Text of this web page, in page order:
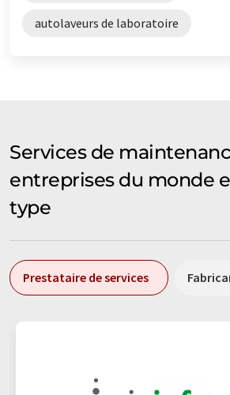
autolaveurs de laboratoire
Services de
entreprises du monde
type
Prestataire de services